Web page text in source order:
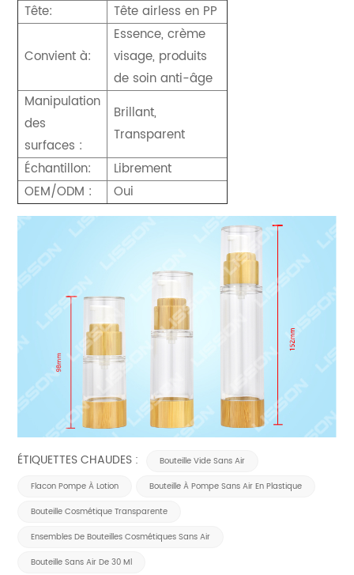
Tête: Tête airless en PP
Convient à:
Essence, crème
visage, produits
de soin anti-âge
Manipulation
des
surfaces :
Brillant,
Transparent
Échantillon:
Librement
OEM/ODM :
Oui
ÉTIQUETTES CHAUDES :
Bouteille Vide Sans Air
Flacon Pompe À Lotion
Bouteille À Pompe Sans Air En Plastique
Bouteille Cosmétique Transparente
Ensembles De Bouteilles Cosmétiques Sans Air
Bouteille Sans Air De 30 Ml